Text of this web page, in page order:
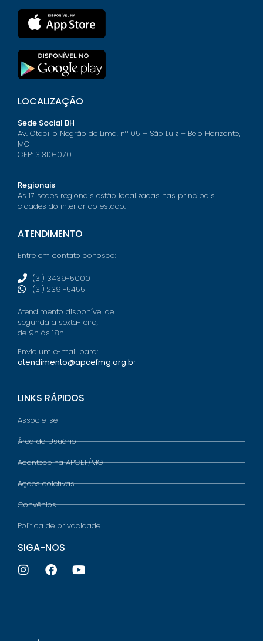
LOCALIZAÇÃO
Sede Social BH
Av. Otacílio Negrão de Lima, nº 05 – São Luiz – Belo Horizonte,
MG
CEP: 31310-070
Regionais
As 17 sedes regionais estão localizadas nas principais
cidades do interior do estado.
ATENDIMENTO
Entre em contato conosco:
(31) 3439-5000
(31) 2391-5455
Atendimento disponível de
segunda a sexta-feira,
de 9h às 18h.
Envie um e-mail para:
atendimento@apcefmg.org.br
LINKS RÁPIDOS
Associe-se
Área do Usuário
Acontece na APCEF/MG
Ações coletivas
Convênios
Política de privacidade
SIGA-NOS